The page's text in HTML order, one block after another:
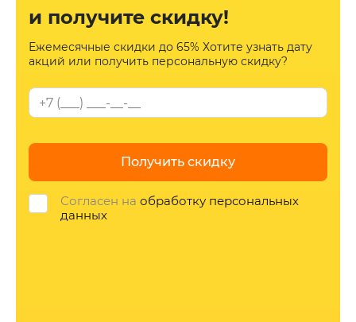
и получите скидку!
Ежемесячные скидки до 65% Хотите узнать дату
акций или получить персональную скидку?
Получить скидку
Согласен на обработку персональных
данных